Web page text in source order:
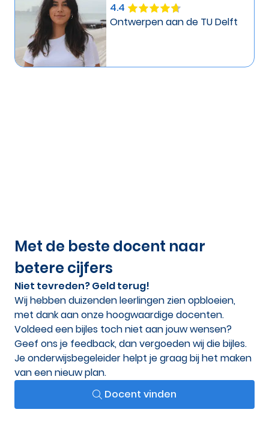
4.4
Ontwerpen aan de TU Delft
Met de beste docent naar
betere cijfers
Niet tevreden? Geld terug!
Wij hebben duizenden leerlingen zien opbloeien,
met dank aan onze hoogwaardige docenten.
Voldeed een bijles toch niet aan jouw wensen?
Geef ons je feedback, dan vergoeden wij die bijles.
Je onderwijsbegeleider helpt je graag bij het maken
van een nieuw plan.
Docent vinden